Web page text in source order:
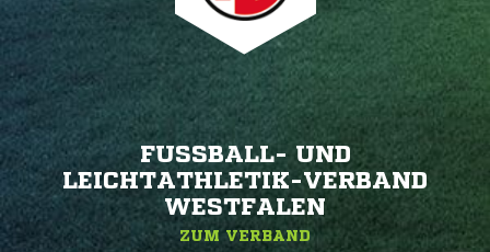
FUSSBALL- UND L
EICHTATHLETIK-VERBAND W
ESTFALEN
ZUM VERBAND